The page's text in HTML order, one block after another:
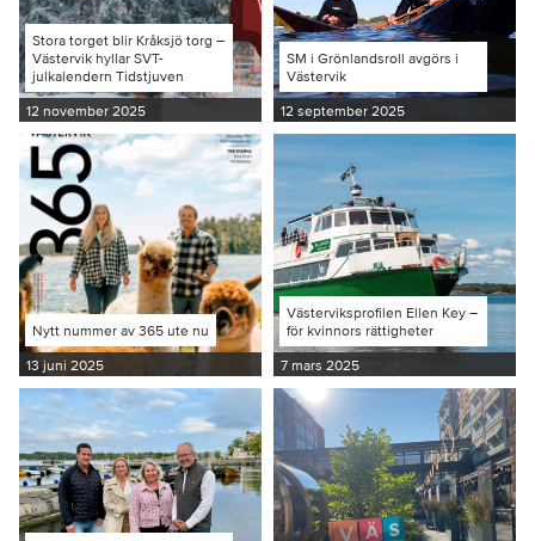
Stora torget blir Kråksjö torg –
Västervik hyllar SVT-
julkalendern Tidstjuven
12 november 2025
SM i Grönlandsroll avgörs i
Västervik
12 september 2025
Nytt nummer av 365 ute nu
13 juni 2025
Västerviksprofilen Ellen Key –
för kvinnors rättigheter
7 mars 2025